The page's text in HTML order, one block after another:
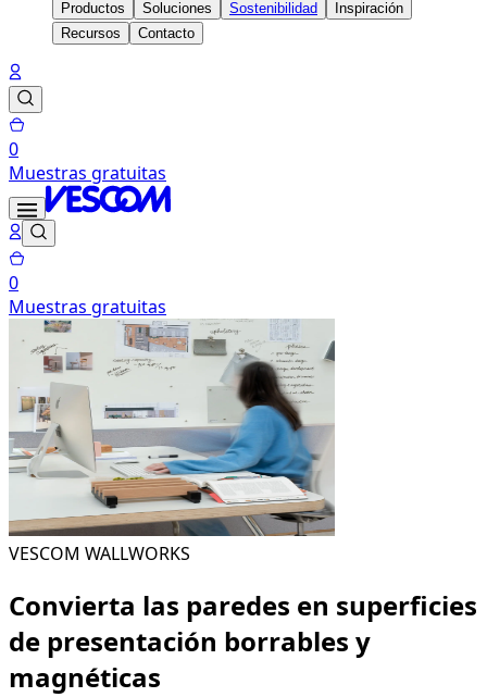
Productos Soluciones Sostenibilidad
Inspiración
Recursos
Contacto
0
Muestras gratuitas
0
Muestras gratuitas
VESCOM WALLWORKS
Convierta las paredes en superficies
de presentación borrables y
magnéticas